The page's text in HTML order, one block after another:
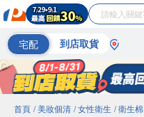
宅配 到店取貨
首頁 / 美妝個清 / 女性衛生 / 衛生棉